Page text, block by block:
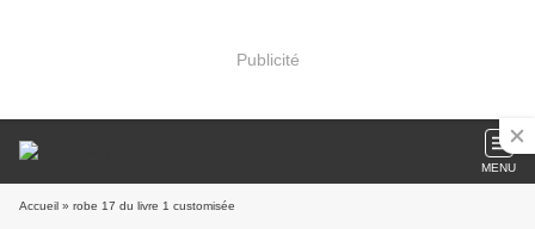
Publicité
MENU
Accueil » robe 17 du livre 1 customisée